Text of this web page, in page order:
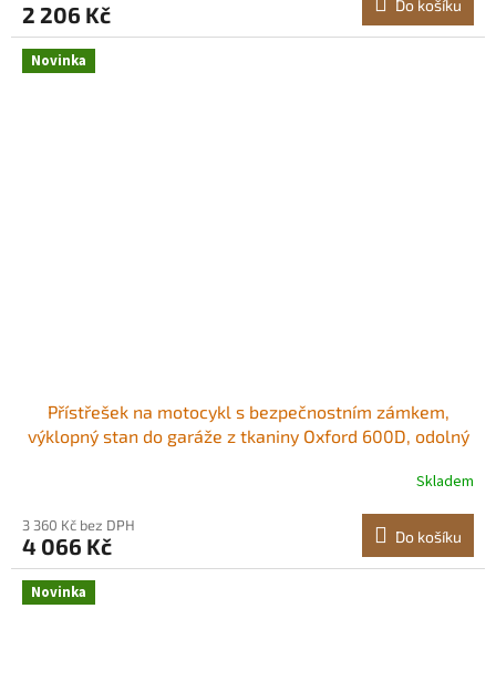
2 206 Kč Do košíku
Novinka
Přístřešek na motocykl s bezpečnostním zámkem,
výklopný stan do garáže z tkaniny Oxford 600D, odolný
venkovní přístřešek na vozidlo 346x137,5x190 cm, černý
Praktický přístřešek na motocykl
Skladem
3 360 Kč bez DPH
4 066 Kč Do košíku
Novinka